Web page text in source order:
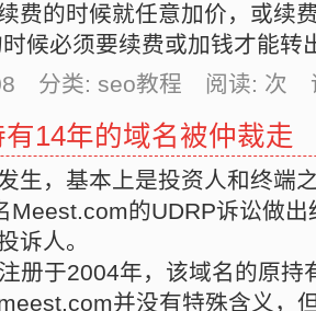
费的时候就任意加价，或续
候必须要续费或加钱才能转
分类: seo教程 阅读: 次
14年的域名被仲裁走
生，基本上是投资人和终端
Meest.com的UDRP诉讼做
诉人。
册于2004年，该域名的原持
并没有特殊含义，